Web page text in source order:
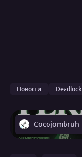
Новости Deadlock
Cocojombruh